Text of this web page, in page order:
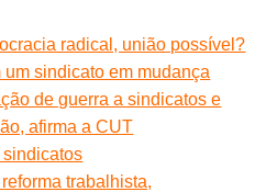
radical, união possível?
um sindicato em mudança
de guerra a sindicatos e
afirma a CUT
trabalhista,